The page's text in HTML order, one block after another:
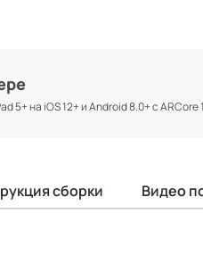
5+ на iOS 12+ и Android 8.0+ с ARCore
сборки Видео